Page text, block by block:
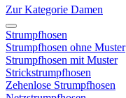
Zur Kategorie Damen
Strumpfhosen
Strumpfhosen ohne Muster
Strumpfhosen mit Muster
Strickstrumpfhosen
Zehenlose Strumpfhosen